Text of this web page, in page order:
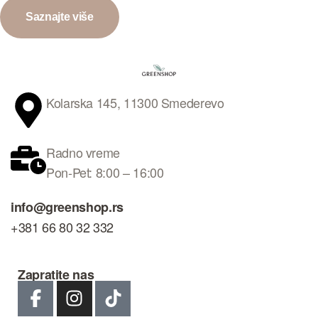
Saznajte više
Kolarska 145, 11300 Smederevo
Radno vreme
Pon-Pet: 8:00 – 16:00
info@greenshop.rs
+381 66 80 32 332
Zapratite nas